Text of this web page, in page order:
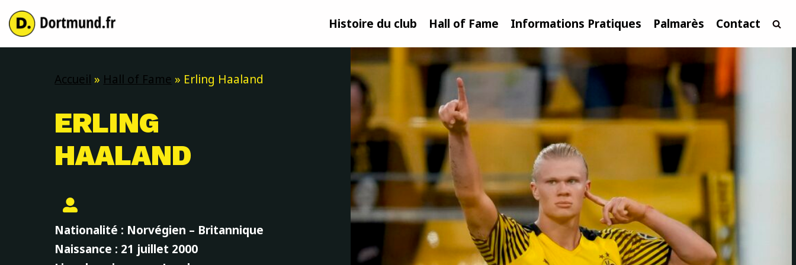
Aller
Histoire du club Hall of Fame Informations Pratiques Palmarès Contact
Accueil » Hall of Fame » Erling Haaland
ERLING
HAALAND
Nationalité : Norvégien – Britannique
Naissance : 21 juillet 2000